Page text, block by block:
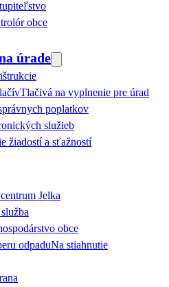
obce
úrade
Tlačivá na vyplnenie pre úrad
poplatkov
služieb
žiadostí a sťažností
Jelka
obce
odpaduNa stiahnutie